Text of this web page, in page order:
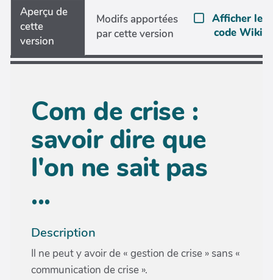
Aperçu de
cette
version
Modifs apportées
par cette version
Afficher le
code Wiki
Com de crise :
savoir dire que
l'on ne sait pas
...
Description
Il ne peut y avoir de « gestion de crise » sans «
communication de crise ».